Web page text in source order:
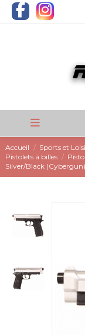
Accueil Sports et
Pistolets à billes
Silver/Black (Cybergun)